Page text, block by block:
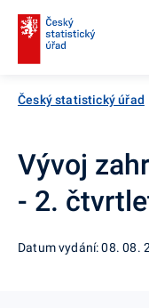
Český statistický úřad
Vývoj
- 2.
Datum vydání: 08. 08.